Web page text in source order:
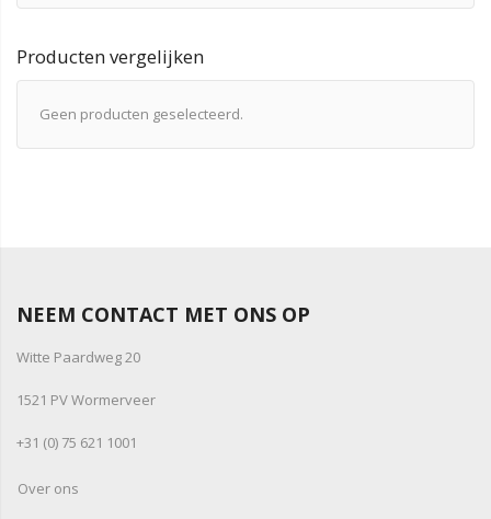
Producten vergelijken
Geen producten geselecteerd.
NEEM CONTACT MET ONS OP
Witte Paardweg 20
1521 PV Wormerveer
+31 (0) 75 621 1001
Over ons